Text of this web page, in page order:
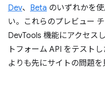
Dev、 Beta のいずれかを
い。これらのプレビュー
DevTools 機能にアクセス
トフォーム API をテスト
よりも先にサイトの問題を